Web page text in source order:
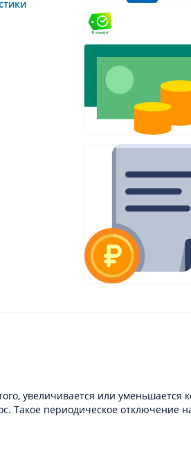
увеличивается или уменьшается
периодическое отключение